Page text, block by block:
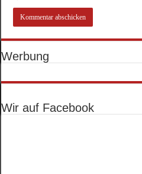
Werbung
Wir auf Facebook